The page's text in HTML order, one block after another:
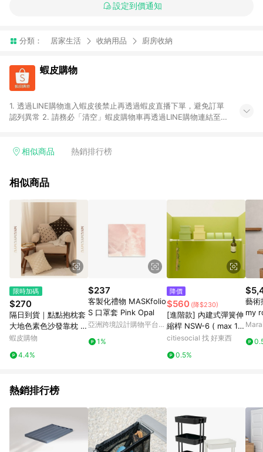
設定到價通知
分類： 居家生活 收納用品 廚房收納
蝦皮購物
1. 透過LINE購物進入蝦皮後禁止再透過蝦皮直播下單，避免訂單
認列異常 2. 請務必「清空」蝦皮購物車再透過LINE購物連結至蝦
易後，想下第二張訂單，請重新從LINE購物連結至蝦皮商店進行
後之最終金額進行計算。 6. 用戶需於同一瀏覽器進行交易（若自
會有攤提折抵導致訂單金額些微落差 9. 同一商品品項(即便不同
尺寸規格)，皆會計入同一筆返點上限進行計算 10. 蝦皮會將LINE
的導購跳轉紀錄與蝦皮的會員ID進行綁定，若後續七天內未透過
其他媒體來源導入蝦皮官網，則七天內於該蝦皮帳號下訂的首筆
訂單會被蝦皮認列為該LINE用戶導購跳轉時所成立之訂單。 11.
若同一用戶使用一個以上蝦皮帳號透過LINE購物進行導購，將可
能導致無法收到導購通知，亦可能無法收到點數，再請留意。 13.
請注意以下行為將可能導致無法取得 LINE POINTS 點數回饋資
格：使用非指定之途徑及方式完成交易，或經由蝦皮系統判斷點
擊路徑不符合回饋資格或規則者。 14. 若有贈點爭議，請務必於
訂單日期+60天以內進行洽詢確認；超過60天(含)以上進行申
訴，恕無法贈點回饋。需檢附蝦皮訂單完成、LINE購物訂單記
錄，如於LINE購物訂單紀錄已呈現：「非本次前往蝦皮商店之品
斷而無法進行 LINE Points 回饋 2.若購買過程中關閉蝦皮APP，
則需重新透過LINE購物前往蝦皮商城，否則無法進行LINE
POINTS 回饋。 3.如用戶先前往蝦皮商城將商品加入購物車，後
續透過LINE購物前往至蝦皮商城將購物車結清，此方案將不列入
LINE Points 回饋 4.自 2018/10/24 起購買蝦皮拍賣商品，不符
合贈點資格 5. 透過LINE購物購買蝦皮站上「蝦皮推廣服務」之商
相似商品 熱銷排行榜
相似商品
限時加碼
$270
隔日到貨｜點點抱枕套
大地色素色沙發靠枕 親
膚抱枕 方形枕頭套 靠
｜MYUMYU 沐慕家居
蝦皮購物
4.4%
$237
客製化禮物 MASKfolio
S 口罩套 Pink Opal
亞洲跨境設計購物平台
1%
降價
$560 (降$230)
[進階款] 內建式彈簧伸
縮桿 NSW-6 ( max 11
0cm / 15kg )
citiesocial 找 好東西
0.5%
藝術
my
熱銷排行榜